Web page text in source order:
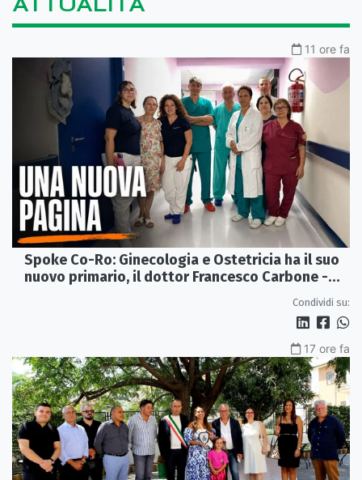
11 ore fa
Spoke Co-Ro: Ginecologia e Ostetricia ha il suo
nuovo primario, il dottor Francesco Carbone -
Condividi su:
17 ore fa